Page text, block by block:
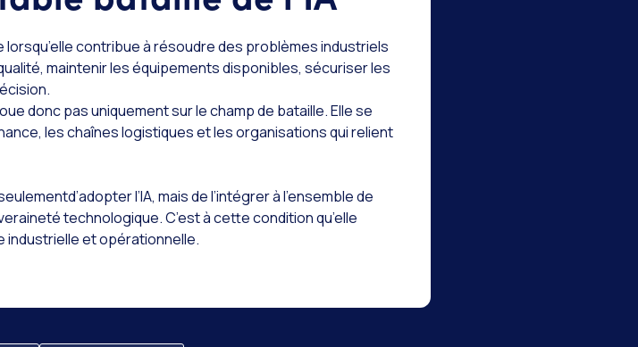
lorsqu’elle contribue à résoudre des problèmes industriels
maintenir les équipements disponibles, sécuriser les
donc pas uniquement sur le champ de bataille. Elle se
les chaînes logistiques et les organisations qui relient
l’IA, mais de l’intégrer à l’ensemble de
technologique. C’est à cette condition qu’elle
industrielle et opérationnelle.